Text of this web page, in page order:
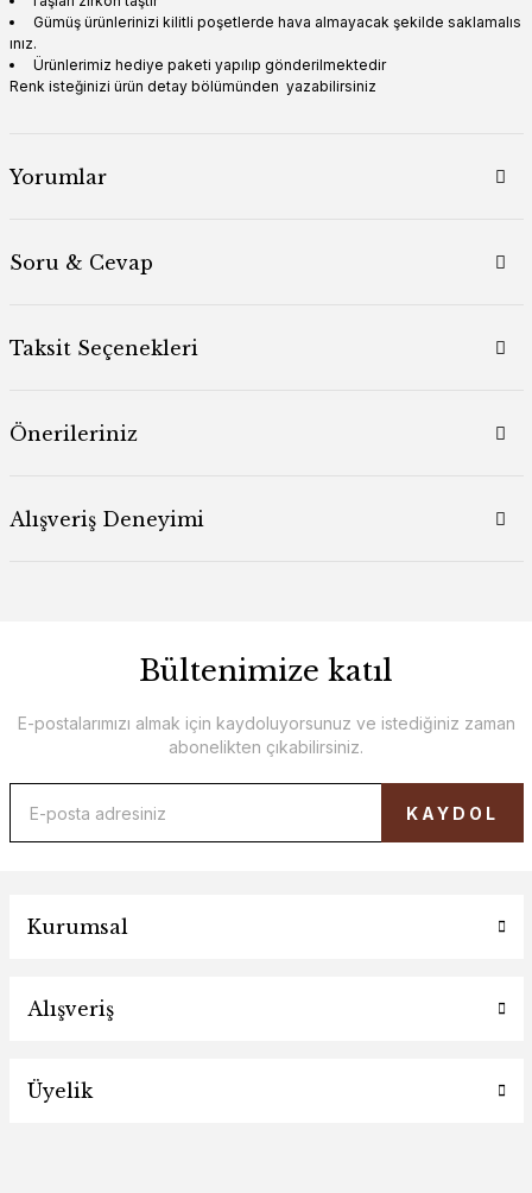
Gümüş ürünlerinizi kilitli poşetlerde hava almayacak şekilde saklamalıs
ınız.
Ürünlerimiz hediye paketi yapılıp gönderilmektedir
Renk isteğinizi ürün detay bölümünden yazabilirsiniz
Yorumlar
Soru & Cevap
Taksit Seçenekleri
Önerileriniz
Alışveriş Deneyimi
Bültenimize katıl
E-postalarımızı almak için kaydoluyorsunuz ve istediğiniz zaman
abonelikten çıkabilirsiniz.
KAYDOL
Kurumsal
Alışveriş
Üyelik